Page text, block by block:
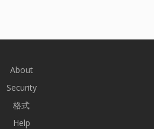
About
Security
格式
Help